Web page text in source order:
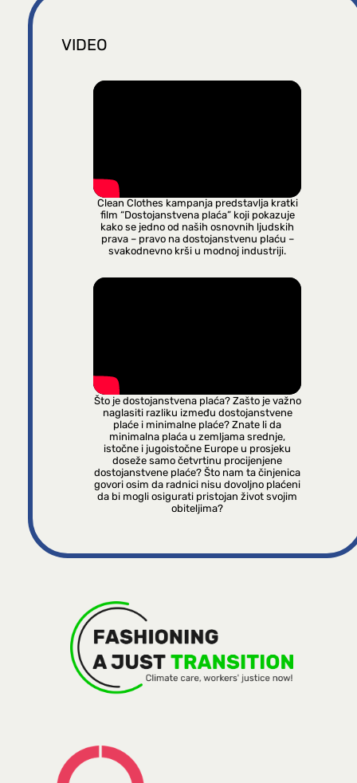
VIDEO
Clean Clothes kampanja predstavlja kratki
film “Dostojanstvena plaća” koji pokazuje
kako se jedno od naših osnovnih ljudskih
prava – pravo na dostojanstvenu plaću –
svakodnevno krši u modnoj industriji.
Što je dostojanstvena plaća? Zašto je važno
naglasiti razliku između dostojanstvene
plaće i minimalne plaće? Znate li da
minimalna plaća u zemljama srednje,
istočne i jugoistočne Europe u prosjeku
doseže samo četvrtinu procijenjene
dostojanstvene plaće? Što nam ta činjenica
govori osim da radnici nisu dovoljno plaćeni
da bi mogli osigurati pristojan život svojim
obiteljima?